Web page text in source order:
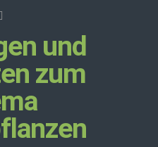
und
zum